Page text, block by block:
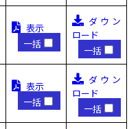
表示
一括
ダウン
ロード
一括
表示
一括
ダウン
ロード
一括